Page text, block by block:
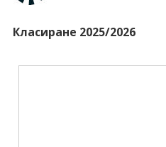
Класиране 2025/2026